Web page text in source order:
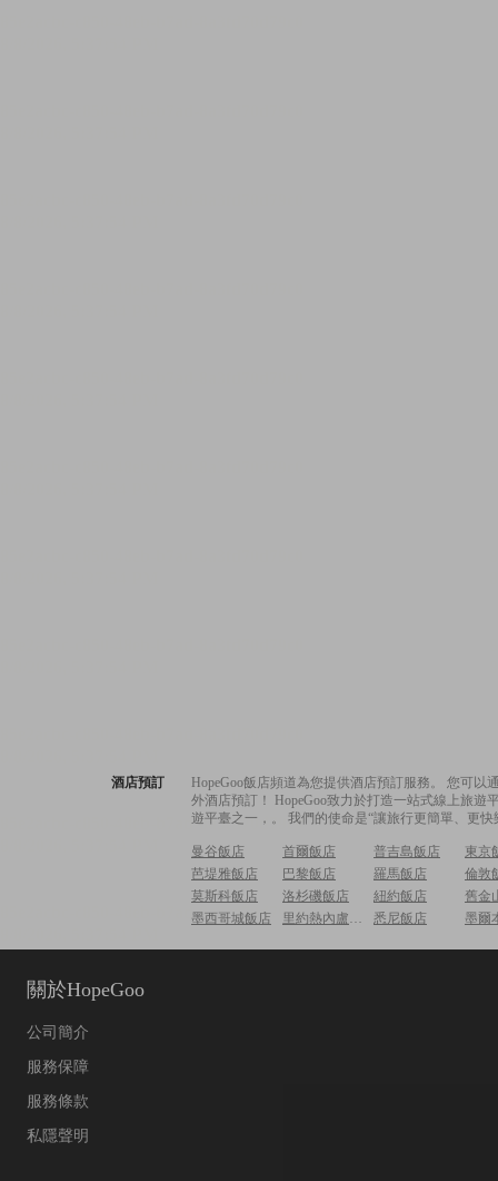
酒店預訂
HopeGoo飯店頻道為您提供酒店預訂服務。 您可
外酒店預訂！ HopeGoo致力於打造一站式線上旅
遊平臺之一，。 我們的使命是“讓旅行更簡單、更
曼谷飯店 首爾飯店 普吉島飯店
東京
芭堤雅飯店
巴黎飯店 羅馬飯店
倫敦
莫斯科飯店
洛杉磯飯店 紐約飯店
舊金
墨西哥城飯店
里約熱內盧飯店 悉尼飯店 墨爾
關於HopeGoo
公司簡介
服務保障
服務條款
私隱聲明